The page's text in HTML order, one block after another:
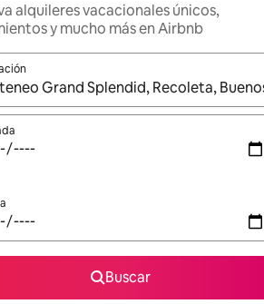
alquileres vacacionales únicos,
y mucho más en Airbnb
los resultados estén disponibles,
Buscar